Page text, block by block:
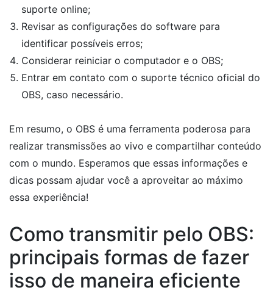
suporte online;
Revisar as configurações do software para
identificar possíveis erros;
Considerar reiniciar o computador e o OBS;
Entrar em contato com o suporte técnico oficial do
OBS, caso necessário.
Em resumo, o OBS é uma ferramenta poderosa para
realizar transmissões ao vivo e compartilhar conteúdo
com o mundo. Esperamos que essas informações e
dicas possam ajudar você a aproveitar ao máximo
essa experiência!
Como transmitir pelo OBS:
principais formas de fazer
isso de maneira eficiente